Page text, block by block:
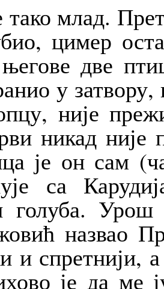
млад.
цимер
две
у затвору,
није
никад није
је он сам
са
голуба. Урош
назвао
и спретнији,
је да ме